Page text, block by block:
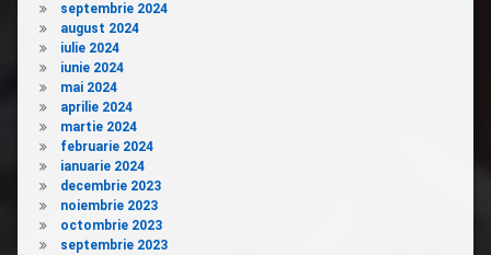
septembrie 2024
august 2024
iulie 2024
iunie 2024
mai 2024
aprilie 2024
martie 2024
februarie 2024
ianuarie 2024
decembrie 2023
noiembrie 2023
octombrie 2023
septembrie 2023